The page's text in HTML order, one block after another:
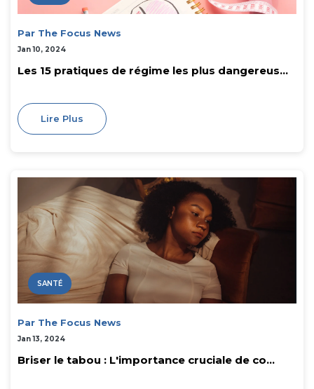
Par The Focus News
Jan 10, 2024
Les 15 pratiques de régime les plus dangereus...
Lire Plus
SANTÉ
Par The Focus News
Jan 13, 2024
Briser le tabou : L'importance cruciale de co...